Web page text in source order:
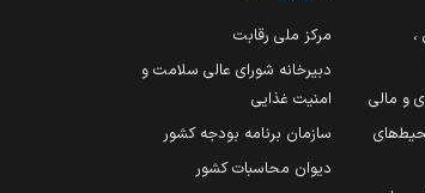
،
و مالی
مرکز ملی رقابت
دبیرخانه شورای عالی سلامت و
امنیت غذایی
سازمان برنامه بودجه کشور
دیوان محاسبات کشور